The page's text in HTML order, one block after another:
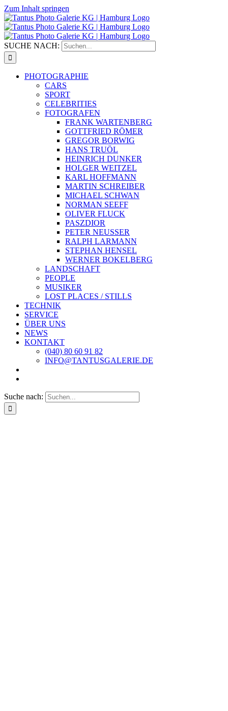
Zum Inhalt springen
SUCHE NACH:
PHOTOGRAPHIE
CARS
SPORT
CELEBRITIES
FOTOGRAFEN
FRANK WARTENBERG
GOTTFRIED RÖMER
GREGOR BORWIG
HANS TRUÖL
HEINRICH DUNKER
HOLGER WEITZEL
KARL HOFFMANN
MARTIN SCHREIBER
MICHAEL SCHWAN
NORMAN SEEFF
OLIVER FLUCK
PASZDIOR
PETER NEUSSER
RALPH LARMANN
STEPHAN HENSEL
WERNER BOKELBERG
LANDSCHAFT
PEOPLE
MUSIKER
LOST PLACES / STILLS
TECHNIK
SERVICE
ÜBER UNS
NEWS
KONTAKT
(040) 80 60 91 82
INFO@TANTUSGALERIE.DE
Suche nach: